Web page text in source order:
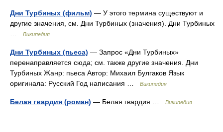
Дни Турбиных (фильм) — У этого термина существуют и
другие значения, см. Дни Турбиных (значения). Дни Турбиных
Википедия
Дни Турбиных (пьеса) — Запрос «Дни Турбиных»
перенаправляется сюда; см. также другие значения. Дни
Турбиных Жанр: пьеса Автор: Михаил Булгаков Язык
оригинала: Русский Год написания …
Википедия
Белая гвардия (роман) — Белая гвардия … Википедия